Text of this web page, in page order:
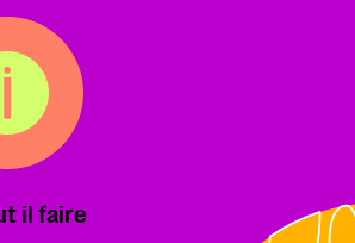
il faire